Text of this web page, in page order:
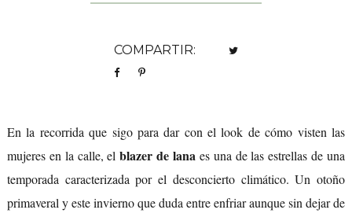
COMPARTIR:
En la recorrida que sigo para dar con el look de cómo visten las
mujeres en la calle, elblazer de lana es una de las estrellas de una
temporada caracterizada por el desconcierto climático. Un otoño
primaveral y este invierno que duda entre enfriar aunque sin dejar de